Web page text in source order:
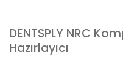
DENTSPLY NRC
Hazırlayıcı